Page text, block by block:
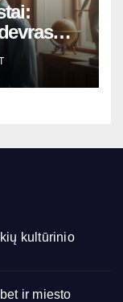
bet
kultūrinio
ir miesto